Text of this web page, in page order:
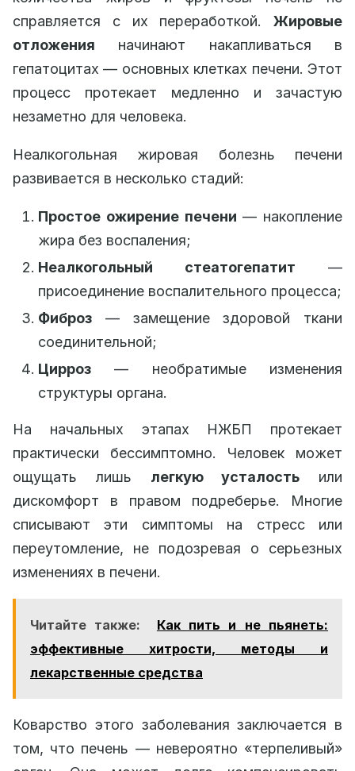
справляется с их переработкой. Жировые
отложения начинают накапливаться в
гепатоцитах — основных клетках печени. Этот
процесс протекает медленно и зачастую
незаметно для человека.
Неалкогольная жировая болезнь печени
развивается в несколько стадий:
Простое ожирение печени — накопление
жира без воспаления;
Неалкогольный стеатогепатит —
присоединение воспалительного процесса;
Фиброз — замещение здоровой ткани
соединительной;
Цирроз — необратимые изменения
структуры органа.
На начальных этапах НЖБП протекает
практически бессимптомно. Человек может
ощущать лишь легкую усталость или
дискомфорт в правом подреберье. Многие
списывают эти симптомы на стресс или
переутомление, не подозревая о серьезных
изменениях в печени.
Читайте также:
Как пить и не пьянеть:
эффективные хитрости, методы и
лекарственные средства
Коварство этого заболевания заключается в
том, что печень — невероятно «терпеливый»